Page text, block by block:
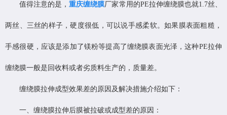
值得注意的是，重庆缠绕膜厂家常用的PE拉伸缠绕膜也就1.7丝、
两丝、三丝的样子，硬度很低，可以说手感柔软。如果膜表面粗糙，
手感很硬，应该是添加了镁粉等提高了缠绕膜表面光泽，这种PE拉伸
缠绕膜一般是回收料或者劣质料生产的，质量差。
缠绕膜拉伸成型效果差的原因及解决措施介绍如下：
一、缠绕膜拉伸后膜被拉破或成型差的原因：